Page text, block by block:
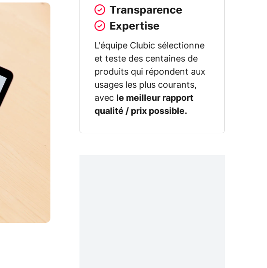
Transparence
Expertise
L'équipe Clubic sélectionne
et teste des centaines de
produits qui répondent aux
usages les plus courants,
avec
le meilleur rapport
qualité / prix possible.